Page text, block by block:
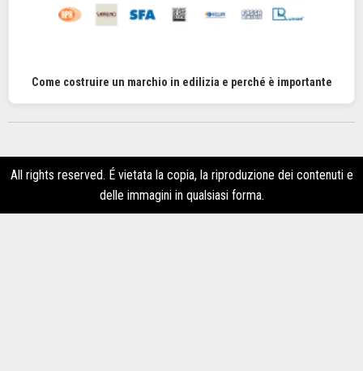
Come costruire un marchio in edilizia e perché è importante
All rights reserved. É vietata la copia, la riproduzione dei contenuti e
delle immagini in qualsiasi forma.